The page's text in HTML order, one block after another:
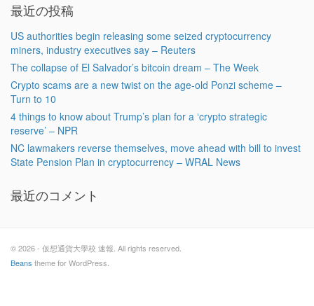
最近の投稿
US authorities begin releasing some seized cryptocurrency
miners, industry executives say – Reuters
The collapse of El Salvador’s bitcoin dream – The Week
Crypto scams are a new twist on the age-old Ponzi scheme –
Turn to 10
4 things to know about Trump’s plan for a ‘crypto strategic
reserve’ – NPR
NC lawmakers reverse themselves, move ahead with bill to invest
State Pension Plan in cryptocurrency – WRAL News
最近のコメント
© 2026 - 仮想通貨大學校 速報. All rights reserved.
Beans theme for WordPress.